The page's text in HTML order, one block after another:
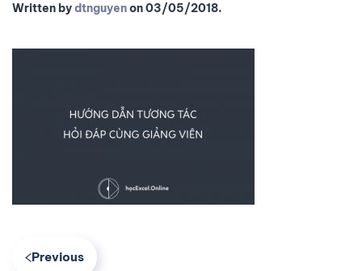
Written bydtnguyenon03/05/2018.
Previous